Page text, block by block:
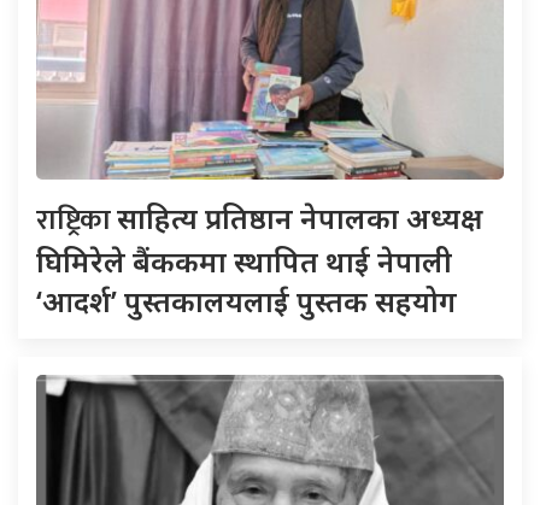
राष्ट्रिकासाहित्य प्रतिष्ठान नेपालका अध्यक्ष
घिमिरेले बैंककमा स्थापित थाई नेपाली
‘आदर्श’ पुस्तकालयलाई पुस्तक सहयोग